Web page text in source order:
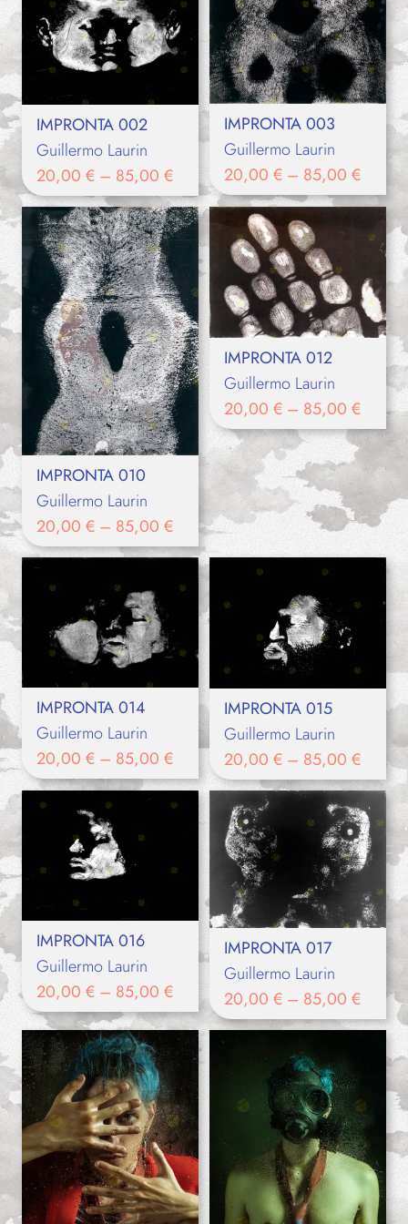
IMPRONTA 002
Guillermo Laurin
20,00 € – 85,00 €
IMPRONTA 003
Guillermo Laurin
20,00 € – 85,00 €
IMPRONTA 010
Guillermo Laurin
20,00 € – 85,00 €
IMPRONTA 012
Guillermo Laurin
20,00 € – 85,00 €
IMPRONTA 014
Guillermo Laurin
20,00 € – 85,00 €
IMPRONTA 015
Guillermo Laurin
20,00 € – 85,00 €
IMPRONTA 016
Guillermo Laurin
20,00 € – 85,00 €
IMPRONTA 017
Guillermo Laurin
20,00 € – 85,00 €